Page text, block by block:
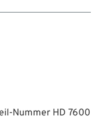
Nummer HD 7600